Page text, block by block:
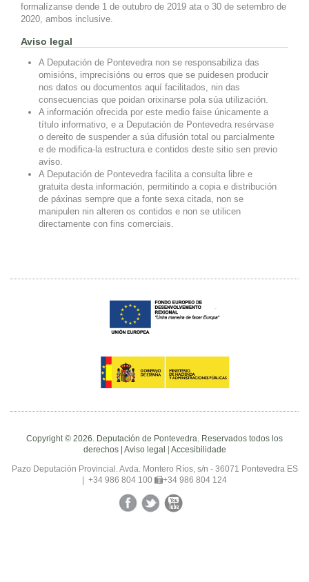
formalízanse dende 1 de outubro de 2019 ata o 30 de setembro de
2020, ambos inclusive.
Aviso legal
A Deputación de Pontevedra non se responsabiliza das
omisións, imprecisións ou erros que se puidesen producir
nos datos ou documentos aquí facilitados, nin das
consecuencias que poidan orixinarse pola súa utilización.
A información ofrecida por este medio faise únicamente a
título informativo, e a Deputación de Pontevedra resérvase
o dereito de suspender a súa difusión total ou parcialmente
e de modifica-la estructura e contidos deste sitio sen previo
aviso.
A Deputación de Pontevedra facilita a consulta libre e
gratuita desta información, permitindo a copia e distribución
de páxinas sempre que a fonte sexa citada, non se
manipulen nin alteren os contidos e non se utilicen
directamente con fins comerciais.
Copyright © 2026. Deputación de Pontevedra. Reservados todos los
derechos | Aviso legal | Accesibilidade
Pazo Deputación Provincial. Avda. Montero Ríos, s/n - 36071 Pontevedra ES
| +34 986 804 100
+34 986 804 124
FacebookTwitterYouTube